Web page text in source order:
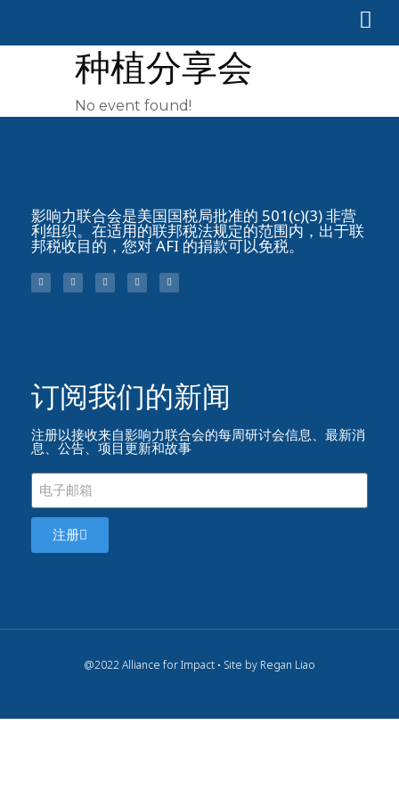
种植分享会
No event found!
影响力联合会是美国国税局批准的 501(c)(3) 非营
利组织。在适用的联邦税法规定的范围内，出于联
邦税收目的，您对 AFI 的捐款可以免税。
订阅我们的新闻​
注册以接收来自影响力联合会的每周研讨会信息、最新消
息、公告、项目更新和故事
注册
@2022 Alliance for Impact • Site by Regan Liao